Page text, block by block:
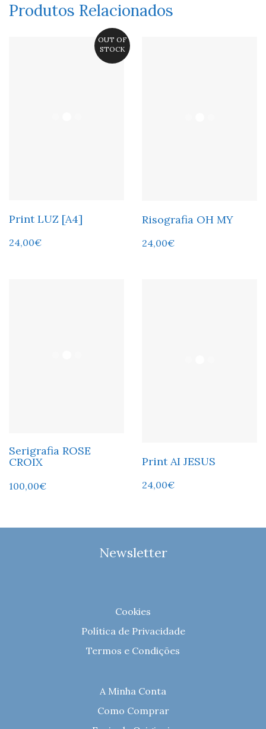
Produtos Relacionados
OUT OF
STOCK
Print LUZ [A4]
24,00€
Risografia OH MY
24,00€
Serigrafia ROSE
CROIX
100,00€
Print AI JESUS
24,00€
Newsletter
Cookies
Política de Privacidade
Termos e Condições
A Minha Conta
Como Comprar